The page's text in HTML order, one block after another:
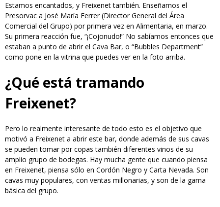
Estamos encantados, y Freixenet también. Enseñamos el
Presorvac a José María Ferrer (Director General del Área
Comercial del Grupo) por primera vez en Alimentaria, en marzo.
Su primera reacción fue, “¡Cojonudo!” No sabíamos entonces que
estaban a punto de abrir el Cava Bar, o “Bubbles Department”
como pone en la vitrina que puedes ver en la foto arriba.
¿Qué está tramando
Freixenet?
Pero lo realmente interesante de todo esto es el objetivo que
motivó a Freixenet a abrir este bar, donde además de sus cavas
se pueden tomar por copas también diferentes vinos de su
amplio grupo de bodegas. Hay mucha gente que cuando piensa
en Freixenet, piensa sólo en Cordón Negro y Carta Nevada. Son
cavas muy populares, con ventas millonarias, y son de la gama
básica del grupo.